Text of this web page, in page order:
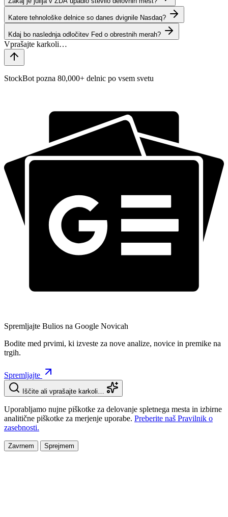
Katere tehnološke delnice so danes dvignile Nasdaq?
Kdaj bo naslednja odločitev Fed o obrestnih merah?
StockBot pozna 80,000+ delnic po vsem svetu
Spremljajte Bulios na Google Novicah
Bodite med prvimi, ki izveste za nove analize, novice in premike na
trgih.
Spremljajte
Iščite ali vprašajte karkoli…
Uporabljamo nujne piškotke za delovanje spletnega mesta in izbirne
analitične piškotke za merjenje uporabe. Preberite naš Pravilnik o
zasebnosti.
Zavrnem Sprejmem